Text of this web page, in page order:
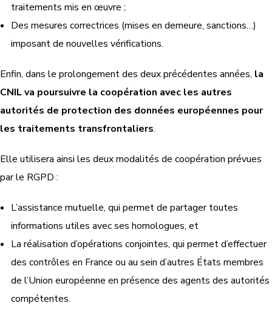
traitements mis en œuvre ;
Des mesures correctrices (mises en demeure, sanctions…)
imposant de nouvelles vérifications.
Enfin, dans le prolongement des deux précédentes années, la
CNIL va poursuivre la coopération avec les autres
autorités de protection des données européennes pour
les traitements transfrontaliers.
Elle utilisera ainsi les deux modalités de coopération prévues
par le RGPD :
L’assistance mutuelle, qui permet de partager toutes
informations utiles avec ses homologues, et
La réalisation d’opérations conjointes, qui permet d’effectuer
des contrôles en France ou au sein d’autres États membres
de l’Union européenne en présence des agents des autorités
compétentes.